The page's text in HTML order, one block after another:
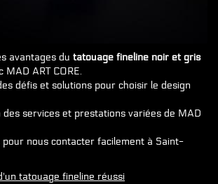
avantages du tatouage fineline noir et gris
MAD ART CORE.
défis et solutions pour choisir le design
des services et prestations variées de MAD
pour nous contacter facilement à Saint-
tatouage fineline réussi